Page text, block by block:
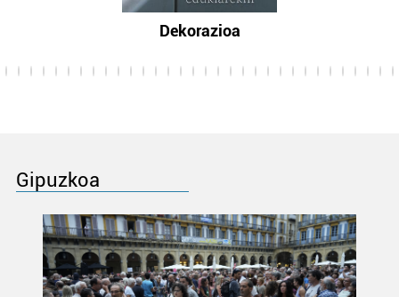
Dekorazioa
Gipuzkoa